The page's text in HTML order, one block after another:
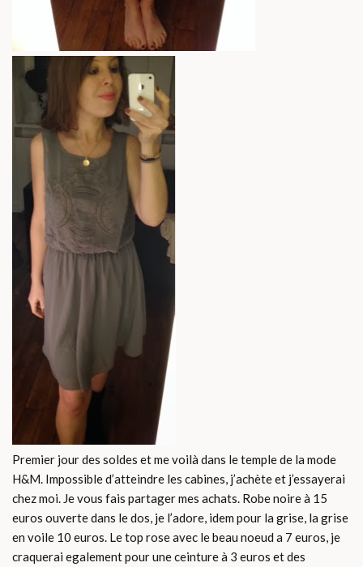
Premier jour des soldes et me voilà dans le temple de la mode
H&M. Impossible d’atteindre les cabines, j’achète et j’essayerai
chez moi. Je vous fais partager mes achats. Robe noire à 15
euros ouverte dans le dos, je l’adore, idem pour la grise, la grise
en voile 10 euros. Le top rose avec le beau noeud a 7 euros, je
craquerai egalement pour une ceinture à 3 euros et des